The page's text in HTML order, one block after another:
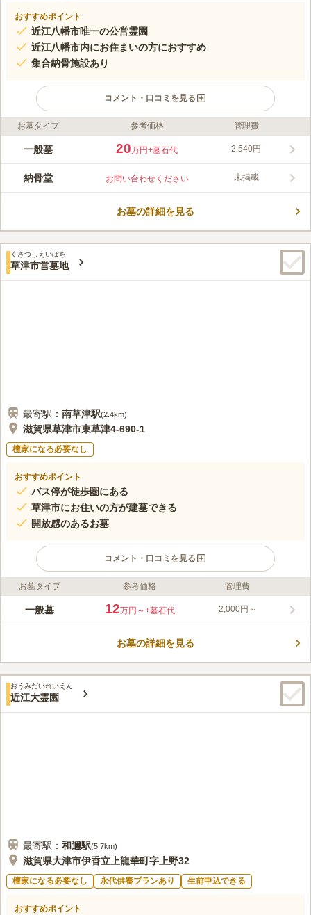
おすすめポイント
近江八幡市唯一の公営霊園
近江八幡市内にお住まいの方におすすめ
集合納骨施設あり
コメント・口コミを見る
ライフドット編集部のコメント
近江八幡市唯一の公営霊園です。大中交差点からすぐの立地で近
完備しており、車でお参りに行くことができます。 市営墓地な
ので宗教帰属が必要なく、無宗教の方でも安心して眠れるのも嬉
みんなの評価
3.0 口コミ4件
40代男性
先ほども書いたが、墓地は大中という遠方で辺鄙なところにあ
る。そのため、近くにはお店が一切ない。お墓参りに行くときは地元のス
ーパーに行ってお花やろうそく、お供え物を購入しておく必要があるし、
食事するところも不便している。
お墓タイプ 参考価格 管理費
一般墓 20万円+墓石代 2,540円
納骨堂 お問い合わせください 未掲載
お墓の詳細を見る
くさつしえいぼち
草津市営墓地
最寄駅： 南草津駅(2.4km)
滋賀県草津市東草津4-690-1
檀家になる必要なし
おすすめポイント
バス停が徒歩圏にある
草津市にお住いの方が建墓できる
開放感のあるお墓
コメント・口コミを見る
ライフドット編集部のコメント
ゆとりある敷地の草津市の市営墓地です。 使用許可取得後、3年
正に行う必要があります。 新名神高速道路「草津田上インタ
口コミ評価
みんなの評価
70代男性
残念ながら途中にはお供え物を購入するところはありません。
お墓タイプ 参考価格 管理費
一般墓 12万円～+墓石代 2,000円～
お墓の詳細を見る
おうみだいれいえん
近江大霊園
最寄駅： 和邇駅(5.7km)
滋賀県大津市伊香立上龍華町字上野32
檀家になる必要なし 永代供養プランあり 生前申込できる
おすすめポイント